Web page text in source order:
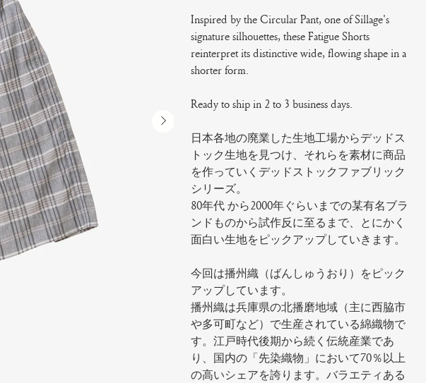
Inspired by the Circular Pant, one of Sillage's
signature silhouettes, these Fatigue Shorts
reinterpret its distinctive wide, flowing shape in a
shorter form.
Ready to ship in 2 to 3 business days.
日本各地の廃業した生地工場からデッドス
トック生地を見つけ、それらを素材に商品
を作っていくデッドストックファブリック
シリーズ。
80年代 から2000年ぐらいまでの某有名ブラ
ンドものから試作反に至るまで、とにかく
面白い生地をピックアップしていきます。
今回は播州織（ばんしゅうおり）をピック
アップしています。
播州織は兵庫県の北播磨地域（主に西脇市
や多可町など）で生産されている綿織物で
す。江戸時代後期から続く伝統産業であ
り、国内の「先染織物」において70％以上
の高いシェアを誇ります。バラエティある